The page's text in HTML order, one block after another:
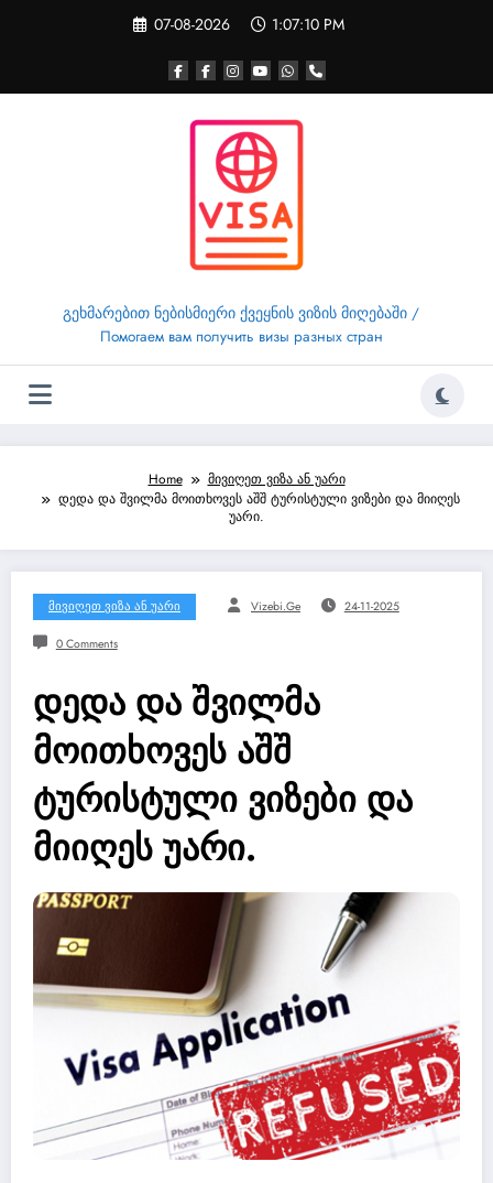
07-08-2026 1:07:11 PM
გეხმარებით ნებისმიერი ქვეყნის ვიზის მიღებაში /
Помогаем вам получить визы разных стран
Home
მივიღეთ ვიზა ან უარი
დედა და შვილმა მოითხოვეს აშშ ტურისტული ვიზები და მიიღეს
უარი.
Მივიღეთ Ვიზა Ან Უარი Vizebi.ge 24-11-2025
0 Comments
დედა და შვილმა
მოითხოვეს აშშ
ტურისტული ვიზები და
მიიღეს უარი.